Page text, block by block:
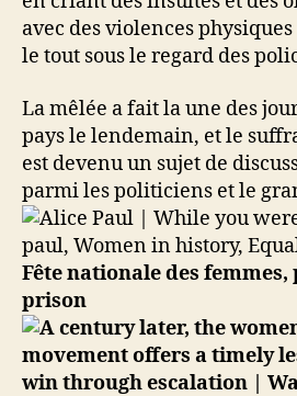
avec des violences
le tout sous le regard des
La mêlée a fait la une des
pays le lendemain, et le
est devenu un sujet de
parmi les politiciens et le
Fête nationale des femmes,
prison